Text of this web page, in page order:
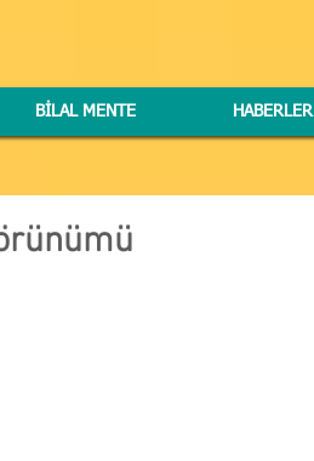
BİLAL MENTE HABERLER